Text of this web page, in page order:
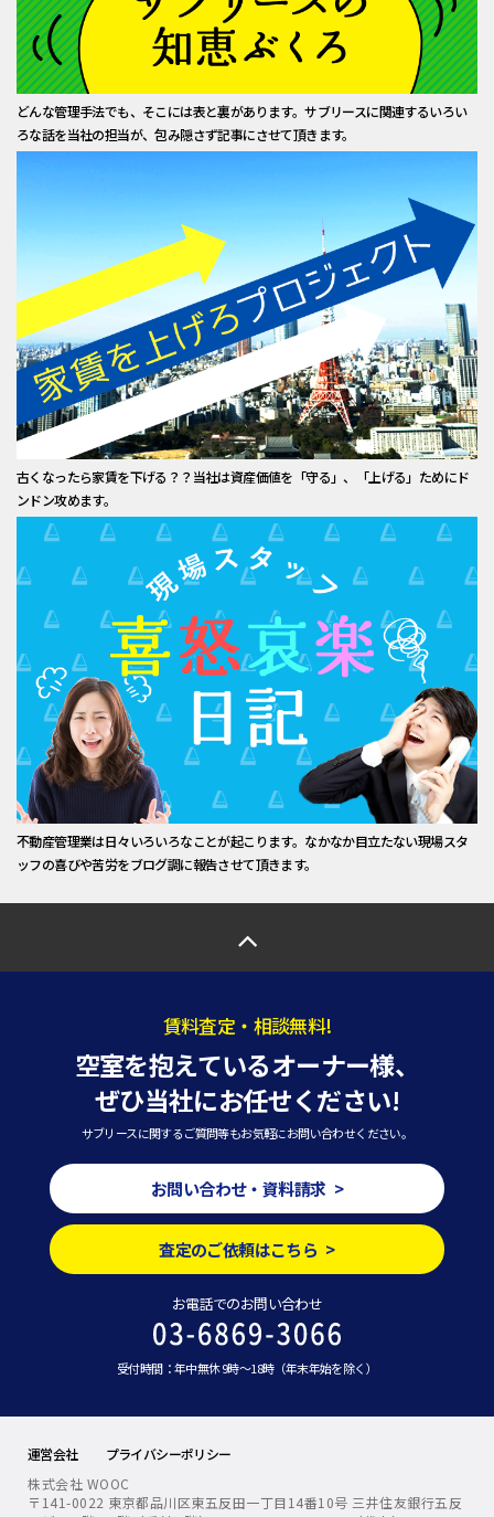
どんな管理手法でも、そこには表と裏があります。サブリースに関連するいろい
ろな話を当社の担当が、包み隠さず記事にさせて頂きます。
古くなったら家賃を下げる？？当社は資産価値を「守る」、「上げる」ためにド
ンドン攻めます。
不動産管理業は日々いろいろなことが起こります。なかなか目立たない現場スタ
ッフの喜びや苦労をブログ調に報告させて頂きます。
賃料査定・相談無料!
空室を抱えているオーナー様、
ぜひ当社にお任せください!
サブリースに関するご質問等もお気軽にお問い合わせください。
お問い合わせ・資料請求 >
査定のご依頼はこちら >
お電話でのお問い合わせ
受付時間：年中無休 9時～18時（年末年始を除く）
運営会社
プライバシーポリシー
株式会社 WOOC
〒141-0022 東京都品川区東五反田一丁目14番10号 三井住友銀行五反